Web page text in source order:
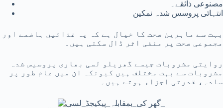
مصنوعی ذائقے۔
انتہائی پروسس شدہ نمکین
بہت سے ماہرین صحت کا خیال ہے کہ یہ غذائیں ہاضمے اور
مجموعی صحت پر منفی اثر ڈال سکتی ہیں۔
روایتی مشروبات جیسے گھریلو لسی بھاری پروسیس شدہ
مشروبات سے بہت مختلف ہیں کیونکہ ان میں عام طور پر
سادہ، قدرتی اجزاء ہوتے ہیں۔